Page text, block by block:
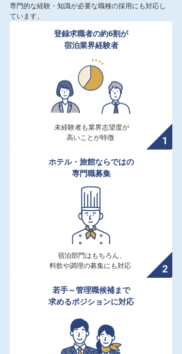
専門的な経験・知識が必要な職種の採用にも対応し
ています。
登録求職者の約6割が
宿泊業界経験者
未経験者も業界志望度が
高いことが特徴
ホテル・旅館ならではの
専門職募集
宿泊部門はもちろん、
料飲や調理の募集にも対応
若手～管理職候補まで
求めるポジションに対応